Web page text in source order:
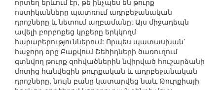
որտեղ երևում էր, թե ինչպես են թուրք
ոստիկանները պատռում ադրբեջանական
դրոշները և նետում աղբամանը: Այս միջադեպն
ավելի բորբոքեց կրքերը երկկողմ
հարաբերություններում: Որպես պատասխան՝
հաջորդ օրը Բաքվում Շեհիդների ծառուղում
գտնվող թուրք զոհվածներին նվիրված հուշարձանի
մոտից հանվեցին թուրքական և ադրբեջանական
դրոշները, նույն բանը կատարվեց նաև Թուրքիայի